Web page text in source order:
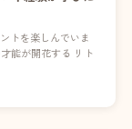
トを楽しんでいま
能が開花する リト